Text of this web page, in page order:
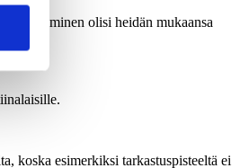
saaminen olisi heidän mukaansa
koska esimerkiksi tarkastuspisteeltä ei